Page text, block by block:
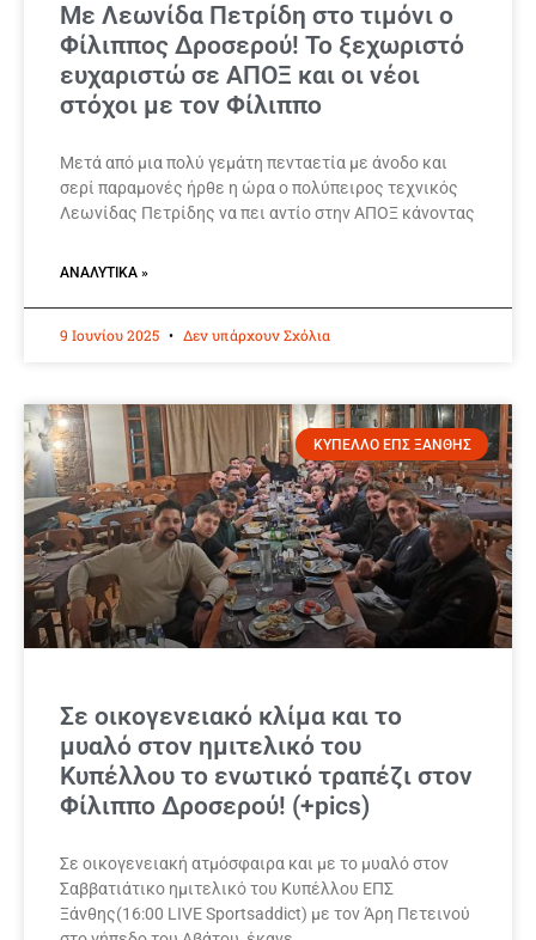
Με Λεωνίδα Πετρίδη στο τιμόνι ο
Φίλιππος Δροσερού! Το ξεχωριστό
ευχαριστώ σε ΑΠΟΞ και οι νέοι
στόχοι με τον Φίλιππο
Μετά από μια πολύ γεμάτη πενταετία με άνοδο και
σερί παραμονές ήρθε η ώρα ο πολύπειρος τεχνικός
Λεωνίδας Πετρίδης να πει αντίο στην ΑΠΟΞ κάνοντας
ΑΝΑΛΥΤΙΚΆ »
9 Ιουνίου 2025 Δεν υπάρχουν Σχόλια
ΚΥΠΕΛΛΟ ΕΠΣ ΞΑΝΘΗΣ
Σε οικογενειακό κλίμα και το
μυαλό στον ημιτελικό του
Κυπέλλου το ενωτικό τραπέζι στον
Φίλιππο Δροσερού! (+pics)
Σε οικογενειακή ατμόσφαιρα και με το μυαλό στον
Σαββατιάτικο ημιτελικό του Κυπέλλου ΕΠΣ
Ξάνθης(16:00 LIVE Sportsaddict) με τον Άρη Πετεινού